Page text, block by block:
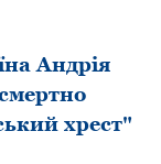
Андрія
хрест"